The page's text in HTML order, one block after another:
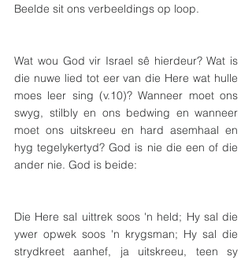
Beelde sit ons verbeeldings op loop.
Wat wou God vir Israel sê hierdeur? Wat is
die nuwe lied tot eer van die Here wat hulle
moes leer sing (v.10)? Wanneer moet ons
swyg, stilbly en ons bedwing en wanneer
moet ons uitskreeu en hard asemhaal en
hyg tegelykertyd? God is nie die een of die
ander nie. God is beide:
Die Here sal uittrek soos 'n held; Hy sal die
ywer opwek soos 'n krygsman; Hy sal die
strydkreet aanhef, ja uitskreeu, teen sy